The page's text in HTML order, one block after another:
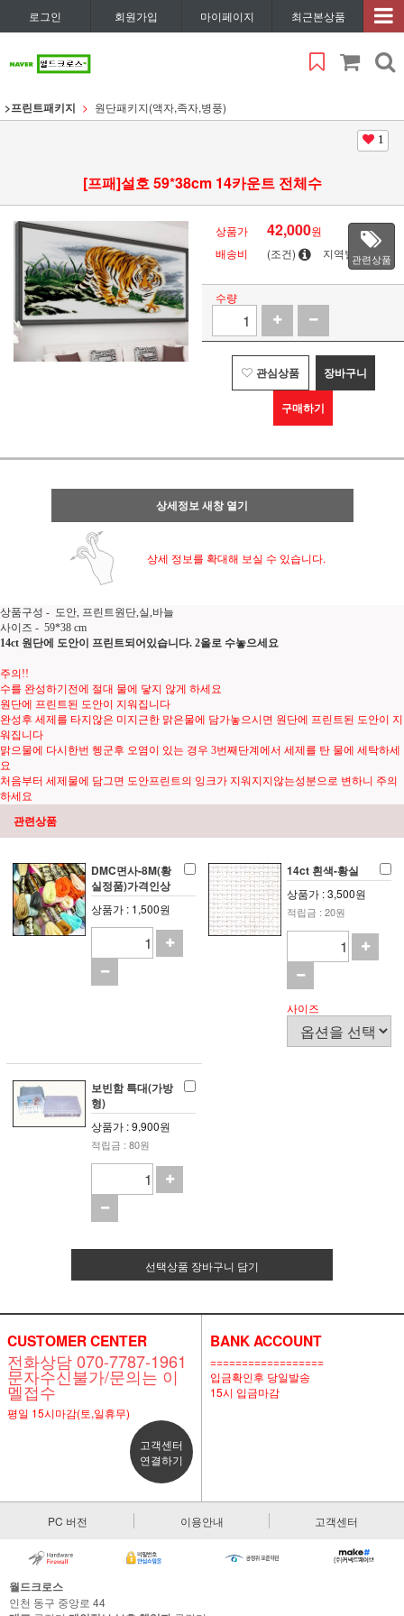
로그인 회원가입 마이페이지 최근본상품
>프린트패키지 원단패키지(액자,족자,병풍)
1
[프패]설호 59*38cm 14카운트 전체수
상품가 42,000원
배송비
(조건) 지역별관련상품
수량
관심상품 장바구니
구매하기
상세정보 새창 열기
상세 정보를 확대해 보실 수 있습니다.
상품구성 - 도안, 프린트원단,실,바늘
사이즈 - 59*38 cm
14ct 원단에 도안이 프린트되어있습니다. 2올로 수놓으세요
주의!!
수를 완성하기전에 절대 물에 닿지 않게 하세요
원단에 프린트된 도안이 지워집니다
완성후 세제를 타지않은 미지근한 맑은물에 담가놓으시면 원단에 프린트된 도안이 지
워집니다
맑으물에 다시한번 헹군후 오염이 있는 경우 3번째단계에서 세제를 탄 물에 세탁하세
요
처음부터 세제물에 담그면 도안프린트의 잉크가 지워지지않는성분으로 변하니 주의
하세요
관련상품
DMC면사-8M(황
실정품)가격인상
상품가 : 1,500원
14ct 흰색-황실
상품가 : 3,500원
적립금 : 20원
사이즈
보빈함 특대(가방
형)
상품가 : 9,900원
적립금 : 80원
선택상품 장바구니 담기
CUSTOMER CENTER
전화상담 070-7787-1961
문자수신불가/문의는 이
멜접수
평일 15시마감(토,일휴무)
고객센터
연결하기
BANK ACCOUNT
==================
입금확인후 당일발송
15시 입금마감
PC 버전 이용안내 고객센터
월드크로스
인천 동구 중앙로 44